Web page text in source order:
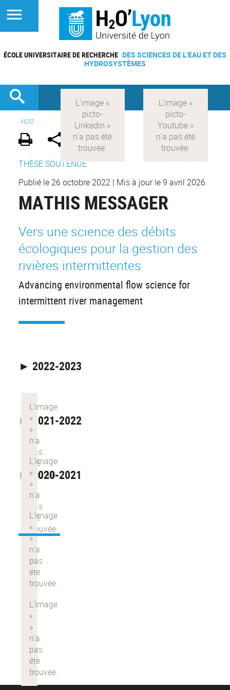
ÉCOLE UNIVERSITAIRE DE RECHERCHE DES SCIENCES DE L'EAU ET DES
HYDROSYSTÈMES
H2O
THÈSE SOUTENUE
Publié le 26 octobre 2022 | Mis à jour le 9 avril 2026
MATHIS MESSAGER
Vers une science des débits
écologiques pour la gestion des
rivières intermittentes
Advancing environmental flow science for
intermittent river management
► 2022-2023
► 2021-2022
► 2020-2021